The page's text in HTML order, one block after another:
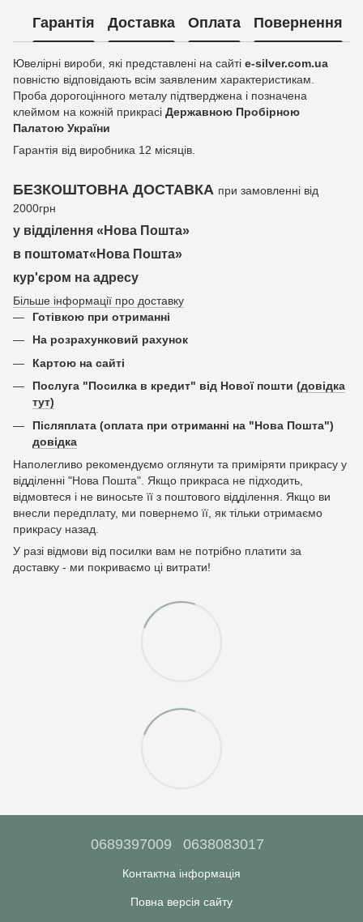
Гарантія Доставка Оплата Повернення
Ювелірні вироби, які представлені на сайті e-silver.com.ua
повністю відповідають всім заявленим характеристикам.
Проба дорогоцінного металу підтверджена і позначена
клеймом на кожній прикрасі Державною Пробірною
Палатою України
Гарантія від виробника 12 місяців.
БЕЗКОШТОВНА ДОСТАВКА при замовленні від
2000грн
у відділення «Нова Пошта»
в поштомат«Нова Пошта»
кур'єром на адресу
Більше інформації про доставку
Готівкою при отриманні
На розрахунковий рахунок
Картою на сайті
Послуга "Посилка в кредит" від Нової пошти (довідка
тут)
Післяплата (оплата при отриманні на "Нова Пошта")
довідка
Наполегливо рекомендуємо оглянути та приміряти прикрасу у
відділенні "Нова Пошта". Якщо прикраса не підходить,
відмовтеся і не виносьте її з поштового відділення. Якщо ви
внесли передплату, ми повернемо її, як тільки отримаємо
прикрасу назад.
У разі відмови від посилки вам не потрібно платити за
доставку - ми покриваємо ці витрати!
0689397009 0638083017
Контактна інформація
Повна версія сайту